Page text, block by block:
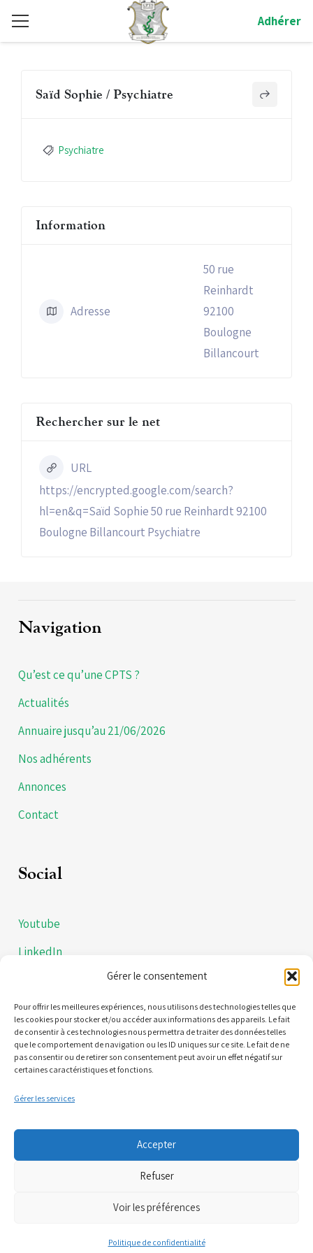
Gérer le consentement
Pour offrir les meilleures expériences, nous utilisons des technologies telles que
les cookies pour stocker et/ou accéder aux informations des appareils. Le fait
de consentir à ces technologies nous permettra de traiter des données telles
que le comportement de navigation ou les ID uniques sur ce site. Le fait de ne
pas consentir ou de retirer son consentement peut avoir un effet négatif sur
certaines caractéristiques et fonctions.
Gérer les services
Accepter
Refuser
Voir les préférences
Politique de confidentialité
Adhérer
Saïd Sophie / Psychiatre
Psychiatre
Information
Adresse
50 rue
Reinhardt
92100
Boulogne
Billancourt
Rechercher sur le net
URL
https://encrypted.google.com/search?
hl=en&q=Saïd Sophie 50 rue Reinhardt 92100
Boulogne Billancourt Psychiatre
Navigation
Qu’est ce qu’une CPTS ?
Actualités
Annuaire jusqu’au 21/06/2026
Nos adhérents
Annonces
Contact
Social
Youtube
LinkedIn
Politiques de confidentialités
Mentions légales
(Nous ne sommes pas une plateforme de RDV)
cpts.boulognebillancourt@gmail.com